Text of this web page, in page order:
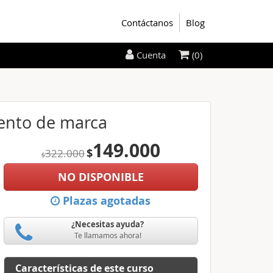
Contáctanos Blog
de marca
$322.000$149.000
NO DISPONIBLE
Plazas agotadas
¿Necesitas ayuda?
Te llamamos ahora!
Características de este curso
Cuenta (0)